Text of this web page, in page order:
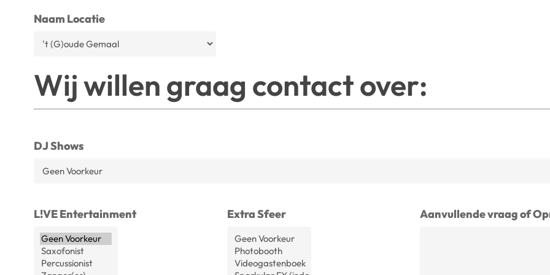
Naam Locatie
Wij willen graag contact over:
DJ Shows
L!VE Entertainment Extra Sfeer Aanvullende vraag of